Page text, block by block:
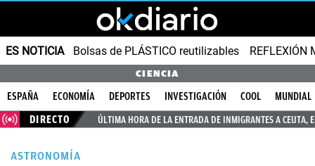
ES NOTICIA Bolsas de PLÁSTICO reutilizables REFLEXIÓN
CIENCIA
ESPAÑA ECONOMÍA DEPORTES INVESTIGACIÓN COOL
MUNDIAL
DIRECTO
ÚLTIMA HORA DE LA ENTRADA DE INMIGRANTES A CEUTA,
ASTRONOMÍA